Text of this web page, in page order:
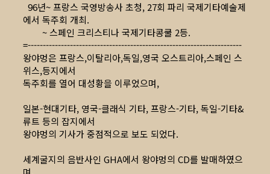
96년~ 프랑스 국영방송사 초청, 27회 파리 국제기타예술제
에서 독주회 개최.
~ 스페인 크리스티나 국제기타콩쿨 2등.
=-----------------------------------------------------------------------
왕야멍은 프랑스,이탈리아,독일,영국 오스트리아,스페인 스
위스,등지에서
독주회를 열어 대성황을 이루었으며,
일본-현대기타, 영국-클래식 기타, 프랑스-기타, 독일-기타&
류트 등의 잡지에서
왕야멍의 기사가 중점적으로 보도 되었다.
세계굴지의 음반사인 GHA에서 왕야멍의 CD를 발매하였으